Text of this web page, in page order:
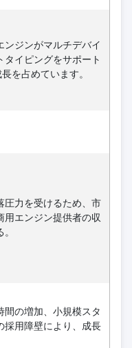
ジンがマルチデバイ
イピングをサポート
を占めています。
圧力を受けるため、市
用エンジン提供者の収
間の増加、小規模スタ
採用障壁により、成長